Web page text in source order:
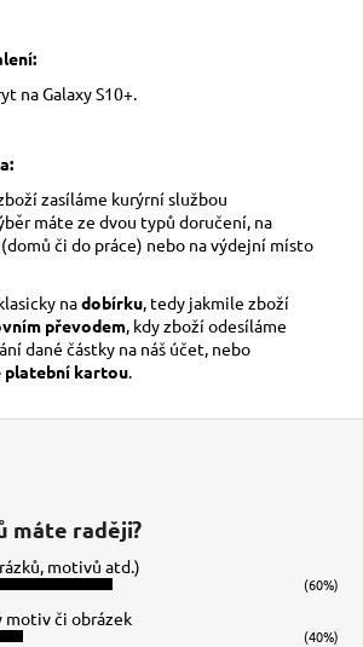
na Galaxy S10+.
zasíláme kurýrní službou
máte ze dvou typů doručení, na
či do práce) nebo na výdejní místo
nadobírku , tedy jakmile zboží
převodem , kdy zboží odesíláme
dané částky na náš účet, nebo
platební kartou
máte raději?
motivů atd.)
(60%)
motiv či obrázek
(40%)